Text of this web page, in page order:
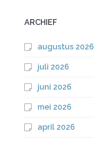
ARCHIEF
augustus 2026
juli 2026
juni 2026
mei 2026
april 2026